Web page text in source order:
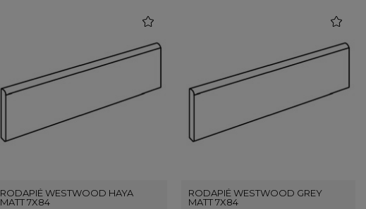
RODAPIÉ WESTWOOD HAYA
MATT 7X84
RODAPIÉ WESTWOOD GREY
MATT 7X84
favorite